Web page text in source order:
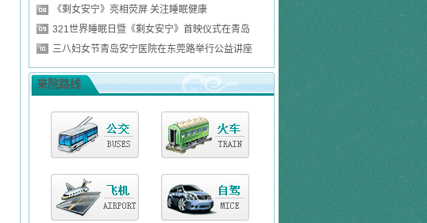
《剩女安宁》亮相荧屏 关注睡眠健康
321世界睡眠日暨《剩女安宁》首映仪式在青岛
三八妇女节青岛安宁医院在东莞路举行公益讲座
来院路线